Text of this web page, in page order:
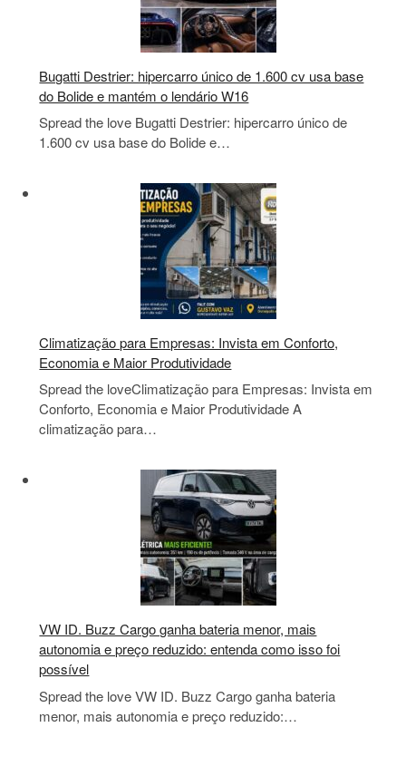
Bugatti Destrier: hipercarro único de 1.600 cv usa base
do Bolide e mantém o lendário W16
Spread the love Bugatti Destrier: hipercarro único de
1.600 cv usa base do Bolide e…
Climatização para Empresas: Invista em Conforto,
Economia e Maior Produtividade
Spread the loveClimatização para Empresas: Invista em
Conforto, Economia e Maior Produtividade A
climatização para…
VW ID. Buzz Cargo ganha bateria menor, mais
autonomia e preço reduzido: entenda como isso foi
possível
Spread the love VW ID. Buzz Cargo ganha bateria
menor, mais autonomia e preço reduzido:…